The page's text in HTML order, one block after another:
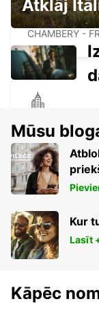
CHAMBERY
CHAMBERY -
ALBERTVILLE
ALBERTVILLE -
NICA
NICE - FRANCE
Atklāj
Mūsu
Kur
Lasīt
Kāpēc